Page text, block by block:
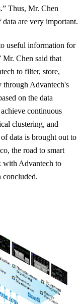
Thus, Mr. Chen
data are very important.
useful information for
Mr. Chen said that
to filter, store,
through Advantech's
on the data
continuous
clustering, and
data is brought out to
the road to smart
with Advantech to
concluded.